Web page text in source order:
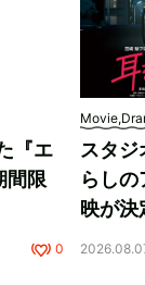
『エ
間限
0
スタ
らし
映が決